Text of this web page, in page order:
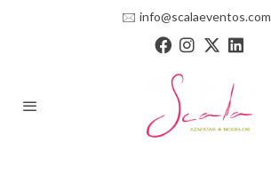
🖂 info@scalaeventos.com